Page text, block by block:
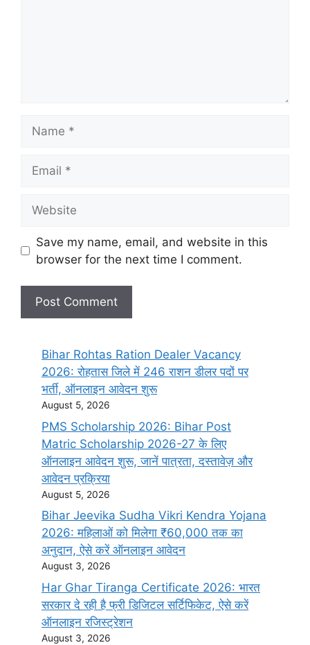
Save my name, email, and website in this
browser for the next time I comment.
Bihar Rohtas Ration Dealer Vacancy
2026: रोहतास जिले में 246 राशन डीलर पदों पर
भर्ती, ऑनलाइन आवेदन शुरू
August 5, 2026
PMS Scholarship 2026: Bihar Post
Matric Scholarship 2026-27 के लिए
ऑनलाइन आवेदन शुरू, जानें पात्रता, दस्तावेज़ और
आवेदन प्रक्रिया
August 5, 2026
Bihar Jeevika Sudha Vikri Kendra Yojana
2026: महिलाओं को मिलेगा ₹60,000 तक का
अनुदान, ऐसे करें ऑनलाइन आवेदन
August 3, 2026
Har Ghar Tiranga Certificate 2026: भारत
सरकार दे रही है फ्री डिजिटल सर्टिफिकेट, ऐसे करें
ऑनलाइन रजिस्ट्रेशन
August 3, 2026